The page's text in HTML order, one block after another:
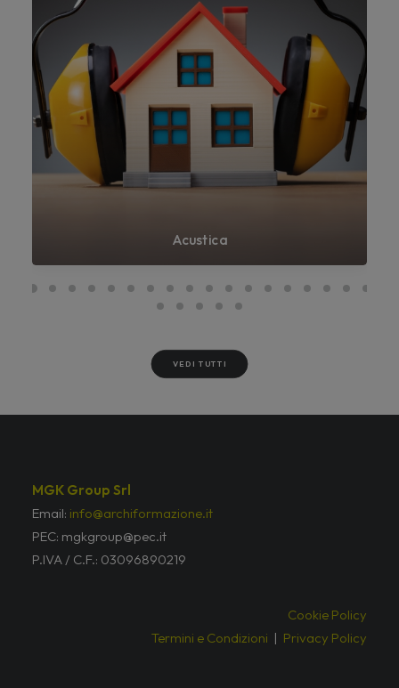
Acustica
VEDI TUTTI
MGK Group Srl
Email: info@archiformazione.it
PEC: mgkgroup@pec.it
P.IVA / C.F.: 03096890219
Cookie Policy
Termini e Condizioni | Privacy Policy